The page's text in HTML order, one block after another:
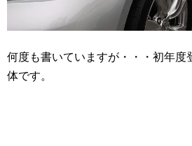
何度も書いていますが・・・初年度
体です。